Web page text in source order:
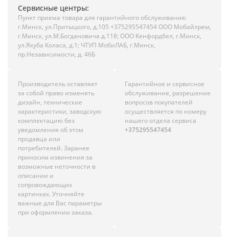
Сервисные центры:
Пункт приема товара для гарантийного обслуживания:
г.Минск, ул.Притыцкого, д.105 +375295547454 ООО Мобайлрем,
г.Минск, ул.М.Богдановича д.118; ООО Кенфордбел, г.Минск,
ул.Якуба Коласа, д.1; ЧТУП МобиЛАБ, г.Минск,
пр.Независимости, д. 46Б
Производитель оставляет
за собой право изменять
дизайн, технические
характеристики, заводскую
комплектацию без
уведомления об этом
продавца или
потребителей. Заранее
приносим извинения за
возможные неточности в
описании и
сопровождающих
картинках. Уточняйте
важные для Вас параметры
при оформлении заказа.
Гарантийное и сервисное
обслуживание, разрешение
вопросов покупателей
осуществляется по номеру
нашего отдела сервиса
+375295547454